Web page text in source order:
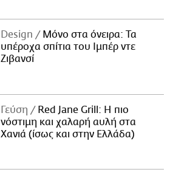
Design
Μόνο στα όνειρα: Τα
υπέροχα σπίτια του Ιμπέρ ντε
Ζιβανσί
Γεύση
Red Jane Grill: Η πιο
νόστιμη και χαλαρή αυλή στα
Χανιά (ίσως και στην Ελλάδα)